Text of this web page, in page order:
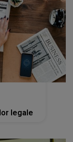
legale